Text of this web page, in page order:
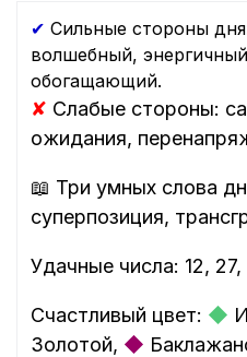
✔ Сильные стороны
волшебный,
обогащающий.
✘ Слабые стороны:
ожидания,
📖 Три умных слова
суперпозиция,
Удачные числа: 12,
Счастливый цвет: ◆
Золотой, ◆